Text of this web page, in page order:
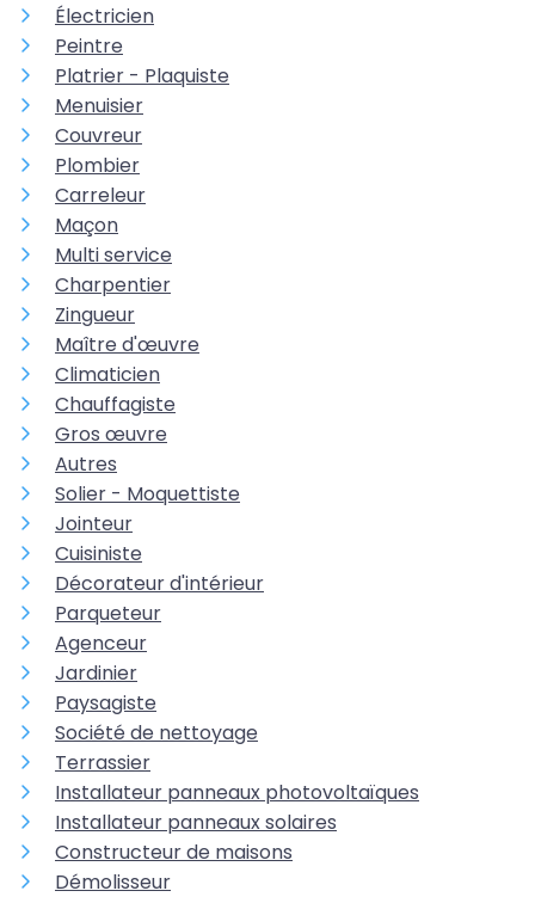
Électricien
Peintre
Platrier - Plaquiste
Menuisier
Couvreur
Plombier
Carreleur
Maçon
Multi service
Charpentier
Zingueur
Maître d'œuvre
Climaticien
Chauffagiste
Gros œuvre
Autres
Solier - Moquettiste
Jointeur
Cuisiniste
Décorateur d'intérieur
Parqueteur
Agenceur
Jardinier
Paysagiste
Société de nettoyage
Terrassier
Installateur panneaux photovoltaïques
Installateur panneaux solaires
Constructeur de maisons
Démolisseur